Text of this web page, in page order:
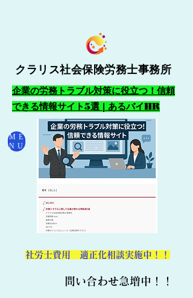
クラリス社会保険労務士事務所
企業の労務トラブル対策に役立つ！信頼
できる情報サイト5選 | あるバイHR
ME
NU
​社労士費用 適正化相談実施中！！
​問い合わせ急増中！！